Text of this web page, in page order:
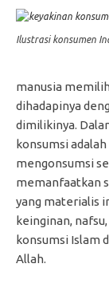
Ilustrasi konsumen
manusia
dihadapinya
dimilikinya.
konsumsi
mengonsumsi
memanfaatkan
yang materialis
keinginan,
konsumsi Islam
Allah.